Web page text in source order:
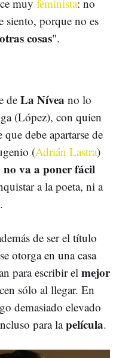
muy feminista: no
siento, porque no es
cosas".
de La Nívea no lo
(López), con quien
que debe apartarse de
(Adrián Lastra)
no va a poner fácil
a la poeta, ni a
de ser el título
otorga en una casa
para escribir el mejor
sólo al llegar. En
demasiado elevado
para lapelícula.